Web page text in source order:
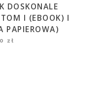
DOSKONALE
I (EBOOK) I
PAPIEROWA)
zł